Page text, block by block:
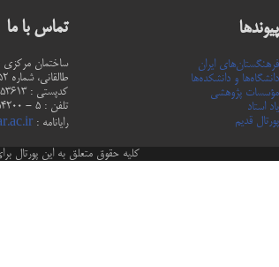
پیوندها
فرهنگستان‌های ایران
دانشگاه‌ها و دانشکده‌ها
مؤسسات پژوهشی
یاد استاد
پورتال قدیم
تماس با ما
ساختمان مرکزی :
طالقانی، شماره 1552
كدپستي : 1416953613
تلفن : 5 - 66954200 دورنگار : 66951167
رایانامه :
کلیه حقوق متعلق به این پورتال